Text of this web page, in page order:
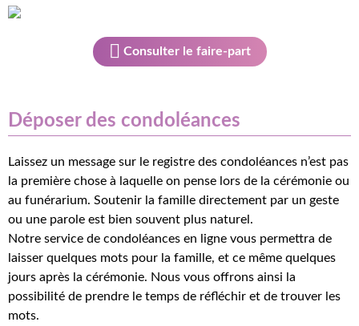
Consulter le faire-part
Déposer des condoléances
Laissez un message sur le registre des condoléances n’est pas
la première chose à laquelle on pense lors de la cérémonie ou
au funérarium. Soutenir la famille directement par un geste
ou une parole est bien souvent plus naturel.
Notre service de condoléances en ligne vous permettra de
laisser quelques mots pour la famille, et ce même quelques
jours après la cérémonie. Nous vous offrons ainsi la
possibilité de prendre le temps de réfléchir et de trouver les
mots.